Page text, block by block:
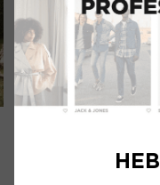
PENN&INK N.Y